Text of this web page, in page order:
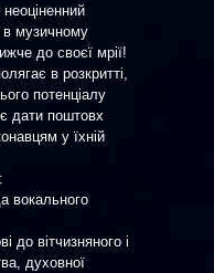
в музичному
до своєї мрії!
в розкритті,
потенціалу
є дати поштовх
у їхній
вокального
до вітчизняного і
духовної